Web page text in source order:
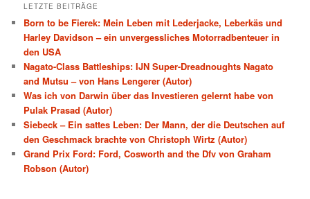
LETZTE BEITRÄGE
Born to be Fierek: Mein Leben mit Lederjacke, Leberkäs und
Harley Davidson – ein unvergessliches Motorradbenteuer in
den USA
Nagato-Class Battleships: IJN Super-Dreadnoughts Nagato
and Mutsu – von Hans Lengerer (Autor)
Was ich von Darwin über das Investieren gelernt habe von
Pulak Prasad (Autor)
Siebeck – Ein sattes Leben: Der Mann, der die Deutschen auf
den Geschmack brachte von Christoph Wirtz (Autor)
Grand Prix Ford: Ford, Cosworth and the Dfv von Graham
Robson (Autor)